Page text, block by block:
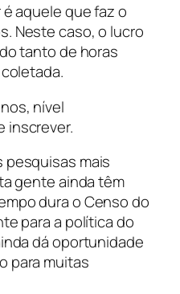
aquele que faz o
Neste caso, o lucro
tanto de horas
nível
inscrever.
pesquisas mais
gente ainda têm
dura o Censo do
para a política do
dá oportunidade
para muitas